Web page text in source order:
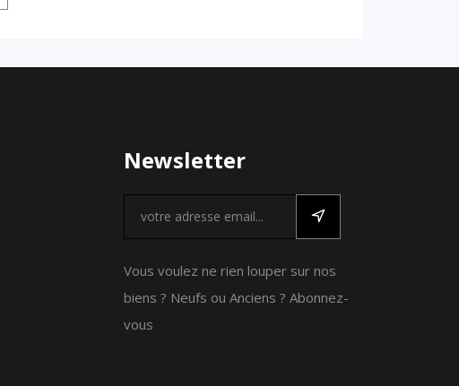
Newsletter
Vous voulez ne rien louper sur nos
biens ? Neufs ou Anciens ? Abonnez-
vous